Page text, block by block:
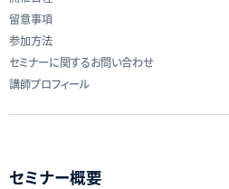
留意事項
参加方法
セミナーに関するお問い合わせ
講師プロフィール
セミナー概要